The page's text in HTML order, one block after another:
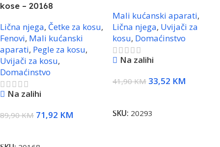
kose – 20168
Lična njega, Četke za kosu,
Fenovi, Mali kućanski
aparati, Pegle za kosu,
Uvijači za kosu,
Domaćinstvo
Na zalihi
89,90KM 71,92 KM
Mali kućanski aparati,
Lična njega, Uvijači za
kosu, Domaćinstvo
Na zalihi
41,90KM 33,52 KM
SKU: 20293